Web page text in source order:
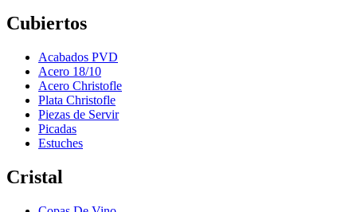
Cubiertos
Acabados PVD
Acero 18/10
Acero Christofle
Plata Christofle
Piezas de Servir
Picadas
Estuches
Cristal